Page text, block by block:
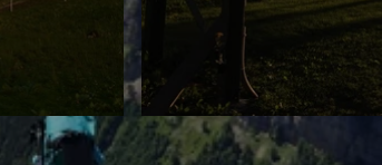
© Sanna Laurén, Verein Urner Wanderwege |